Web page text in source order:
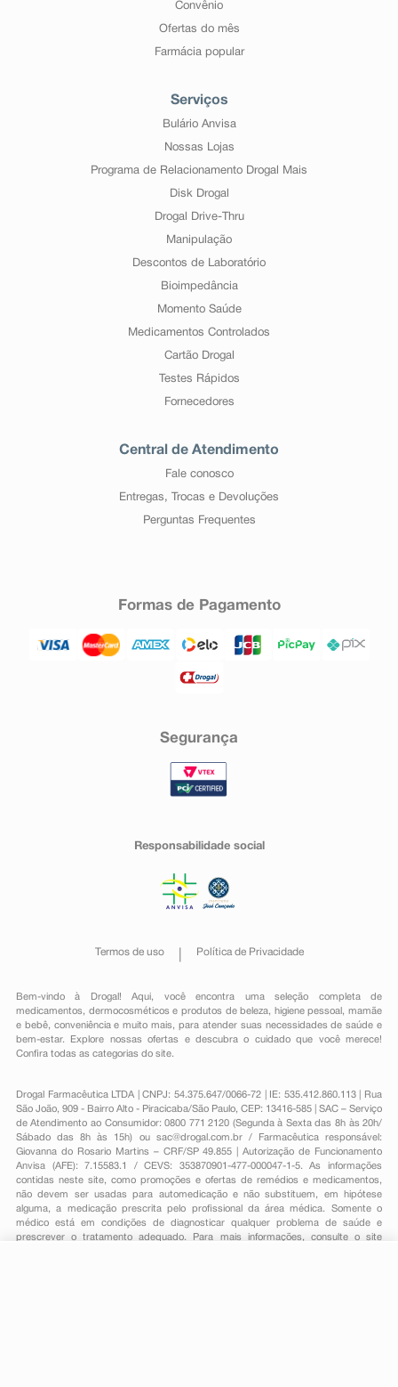
Convênio
Ofertas do mês
Farmácia popular
Serviços
Bulário Anvisa
Nossas Lojas
Programa de Relacionamento Drogal Mais
Disk Drogal
Drogal Drive-Thru
Manipulação
Descontos de Laboratório
Bioimpedância
Momento Saúde
Medicamentos Controlados
Cartão Drogal
Testes Rápidos
Fornecedores
Central de Atendimento
Fale conosco
Entregas, Trocas e Devoluções
Perguntas Frequentes
Formas de Pagamento
Segurança
Responsabilidade social
Termos de uso Política de Privacidade
Bem-vindo à Drogal! Aqui, você encontra uma seleção completa de
medicamentos , dermocosméticos e produtos de beleza, higiene pessoal ,mamãe
e bebê, conveniênciae muito mais, para atender suas necessidades de saúde e
bem-estar. Explore nossas ofertas e descubra o cuidado que você merece!
Confira todas as categorias do site.
Drogal Farmacêutica LTDA | CNPJ: 54.375.647/0066-72 | IE: 535.412.860.113 | Rua
São João, 909 - Bairro Alto - Piracicaba/São Paulo, CEP: 13416-585 | SAC – Serviço
de Atendimento ao Consumidor: 0800 771 2120 (Segunda à Sexta das 8h às 20h/
Sábado das 8h às 15h) ou sac@drogal.com.br/ Farmacêutica responsável:
Giovanna do Rosario Martins – CRF/SP 49.855 | Autorização de Funcionamento
Anvisa (AFE): 7.15583.1 / CEVS: 353870901-477-000047-1-5. As informações
contidas neste site, como promoções e ofertas de remédios e medicamentos,
não devem ser usadas para automedicação e não substituem, em hipótese
alguma, a medicação prescrita pelo profissional da área médica. Somente o
médico está em condições de diagnosticar qualquer problema de saúde e
prescrever o tratamento adequado. Para mais informações, consulte o site